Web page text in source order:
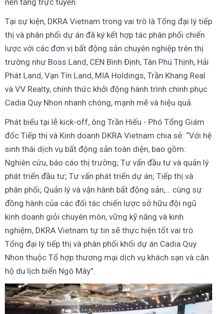
nền tảng trực tuyến.
Tại sự kiện, DKRA Vietnam trong vai trò là Tổng đại lý tiếp
thị và phân phối dự án đã ký kết hợp tác phân phối chiến
lược với các đơn vị bất động sản chuyên nghiệp trên thị
trường như Boss Land, CEN Bình Định, Tân Phú Thịnh, Hải
Phát Land, Vạn Tín Land, MIA Holdings, Trần Khang Real
và VV Realty, chính thức khởi động hành trình chinh phục
Cadia Quy Nhon nhanh chóng, mạnh mẽ và hiệu quả.
Phát biểu tại lễ kick-off, ông Trần Hiếu - Phó Tổng Giám
đốc Tiếp thị và Kinh doanh DKRA Vietnam chia sẻ: “Với hệ
sinh thái dịch vụ bất động sản toàn diện, bao gồm:
Nghiên cứu, báo cáo thị trường; Tư vấn đầu tư và quản lý
phát triển đầu tư; Tư vấn phát triển dự án; Tiếp thị và
phân phối; Quản lý và vận hành bất động sản,… cùng sự
đồng hành của các đối tác chiến lược sở hữu đội ngũ
kinh doanh giỏi chuyên môn, vững kỹ năng và kinh
nghiệm, DKRA Vietnam tự tin sẽ thực hiện tốt vai trò
Tổng đại lý tiếp thị và phân phối khối dự án Cadia Quy
Nhon thuộc Tổ hợp thương mại dịch vụ khách sạn và căn
hộ du lịch biển Ngô Mây”.